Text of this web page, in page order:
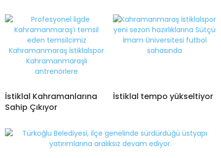
İstiklal Kahramanlarına
Sahip Çıkıyor
İstiklal tempo yükseltiyor